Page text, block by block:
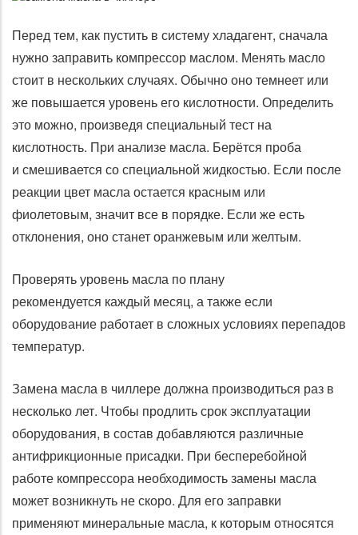
Перед тем, как пустить в систему хладагент, сначала
нужно заправить компрессор маслом. Менять масло
стоит в нескольких случаях. Обычно оно темнеет или
же повышается уровень его кислотности. Определить
это можно, произведя специальный тест на
кислотность. При анализе масла. Берётся проба
и смешивается со специальной жидкостью. Если после
реакции цвет масла остается красным или
фиолетовым, значит все в порядке. Если же есть
отклонения, оно станет оранжевым или желтым.
Проверять уровень масла по плану
рекомендуется каждый месяц, а также если
оборудование работает в сложных условиях перепадов
температур.
Замена масла в чиллере должна производиться раз в
несколько лет. Чтобы продлить срок эксплуатации
оборудования, в состав добавляются различные
антифрикционные присадки. При бесперебойной
работе компрессора необходимость замены масла
может возникнуть не скоро. Для его заправки
применяют минеральные масла, к которым относятся